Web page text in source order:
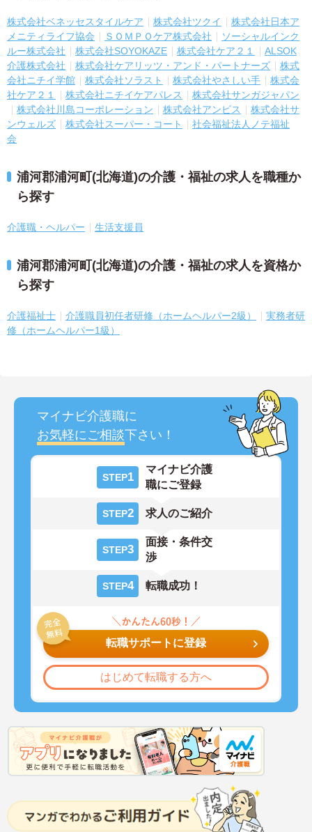
株式会社ベネッセスタイルケア 株式会社ツクイ
株式会社日本ア
メニティライフ協会
ＳＯＭＰＯケア株式会社
ソーシャルインク
ルー株式会社
株式会社SOYOKAZE 株式会社ケア２１
ALSOK
介護株式会社
株式会社ケアリッツ・アンド・パートナーズ
株式
会社ニチイ学館
株式会社ソラスト 株式会社やさしい手
株式会
社ケア２１
株式会社ニチイケアパレス
株式会社サンガジャパン
株式会社川島コーポレーション
株式会社アンビス
株式会社サ
ンウェルズ
株式会社スーパー・コート
社会福祉法人ノテ福祉
会
浦河郡浦河町(北海道)の介護・福祉の求人を職種か
ら探す
介護職・ヘルパー 生活支援員
浦河郡浦河町(北海道)の介護・福祉の求人を資格か
ら探す
介護福祉士 介護職員初任者研修（ホームヘルパー2級）
実務者研
修（ホームヘルパー1級）
マイナビ介護職に
お気軽にご相談下さい！
STEP1
マイナビ介護
職にご登録
STEP2 求人のご紹介
STEP3
面接・条件交
渉
STEP4 転職成功！
転職サポートに登録
はじめて転職する方へ